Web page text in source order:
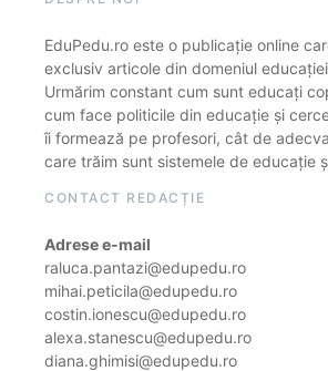
EduPedu.ro este o publicație online
exclusiv articole din domeniul
Urmărim constant cum sunt educați
cum face politicile din educație și
îi formează pe profesori, cât de
care trăim sunt sistemele de educație
CONTACT REDACȚIE
Adrese e-mail
raluca.pantazi@edupedu.ro
mihai.peticila@edupedu.ro
costin.ionescu@edupedu.ro
alexa.stanescu@edupedu.ro
diana.ghimisi@edupedu.ro